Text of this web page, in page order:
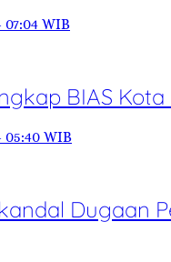
07:04 WIB
BIAS
05:40 WIB
Dugaan